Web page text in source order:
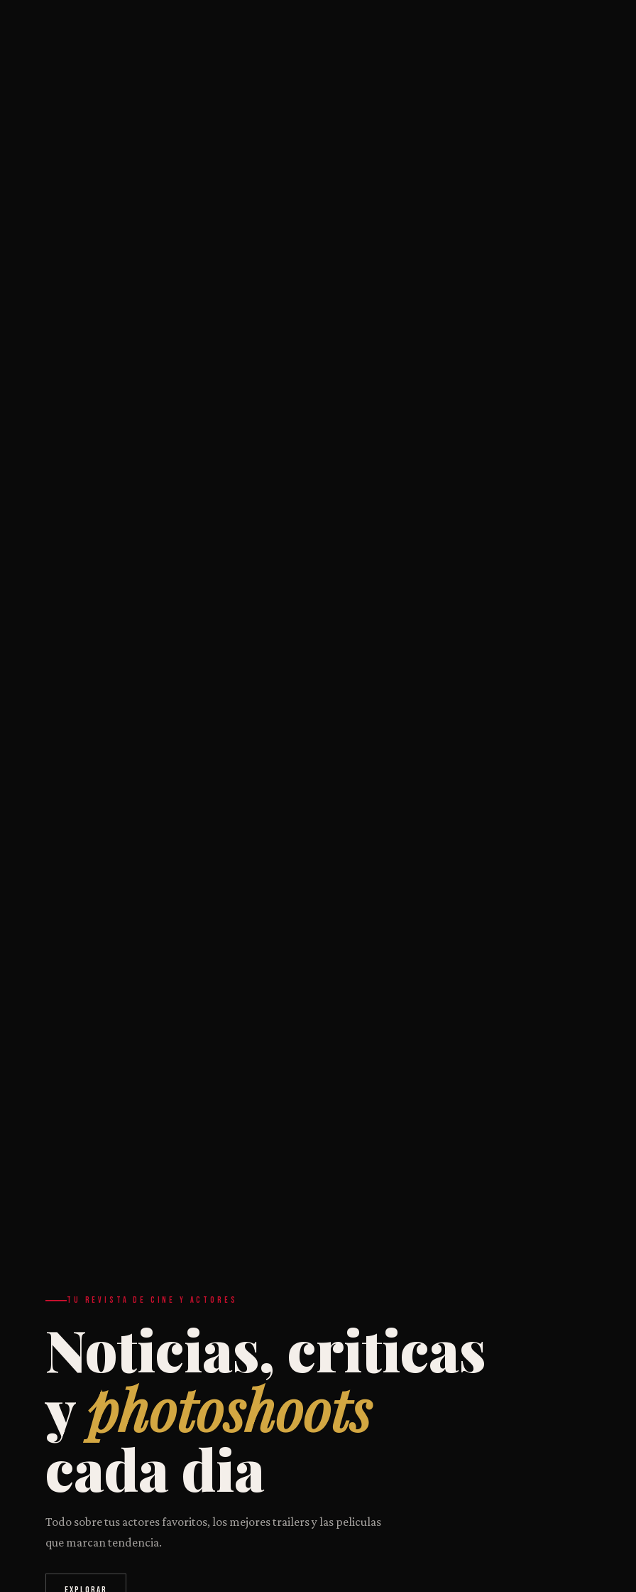
TU REVISTA DE CINE Y ACTORES
Noticias, criticas
yphotoshoots
cada dia
Todo sobre tus actores favoritos, los mejores trailers y las peliculas
que marcan tendencia.